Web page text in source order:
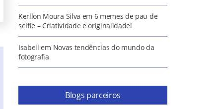
Kerllon Moura Silva em 6 memes de pau de
selfie – Criatividade e originalidade!
Isabell em Novas tendências do mundo da
fotografia
Blogs parceiros